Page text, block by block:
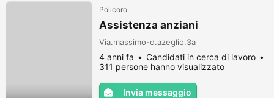
Policoro
Assistenza anziani
Via.massimo-d.azeglio.3a
4 anni fa
Candidati in cerca di lavoro
311 persone hanno visualizzato
Invia messaggio